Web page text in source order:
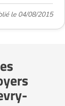
le 04/08/2015